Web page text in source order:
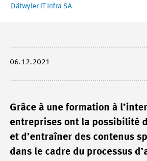
Dätwyler IT Infra SA
06.12.2021
Grâce à une formation à
entreprises ont la possibilité
et d’entraîner des contenus
dans le cadre du processus